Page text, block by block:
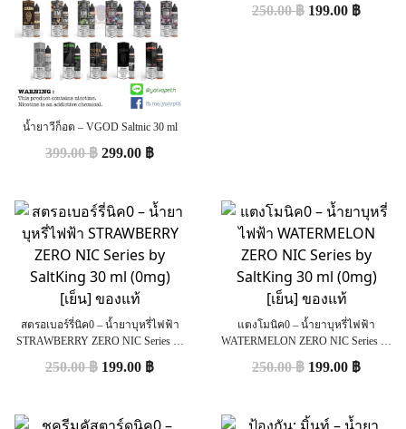
น้ำยาวีก็อต – VGOD Saltnic 30 ml
399.00฿ 299.00 ฿
250.00฿ 199.00 ฿
สตรอเบอร์รี่นิค0 – น้ำยาบุหรี่ไฟฟ้า
STRAWBERRY ZERO NIC Series by
SaltKing 30 ml (0mg) [เย็น] ของแท้
250.00฿ 199.00 ฿
แตงโมนิค0 – น้ำยาบุหรี่ไฟฟ้า
WATERMELON ZERO NIC Series by
SaltKing 30 ml (0mg) [เย็น] ของแท้
250.00฿ 199.00 ฿